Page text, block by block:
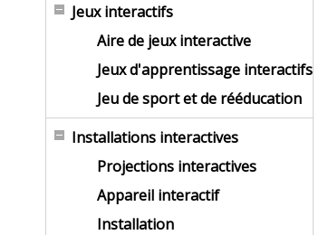
Jeux interactifs
Aire de jeux interactive
Jeux d'apprentissage interactifs
Jeu de sport et de rééducation
Installations interactives
Projections interactives
Appareil interactif
Installation